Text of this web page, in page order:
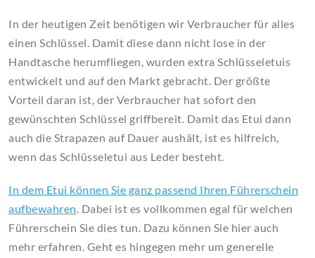
In der heutigen Zeit benötigen wir Verbraucher für alles
einen Schlüssel. Damit diese dann nicht lose in der
Handtasche herumfliegen, wurden extra Schlüsseletuis
entwickelt und auf den Markt gebracht. Der größte
Vorteil daran ist, der Verbraucher hat sofort den
gewünschten Schlüssel griffbereit. Damit das Etui dann
auch die Strapazen auf Dauer aushält, ist es hilfreich,
wenn das Schlüsseletui aus Leder besteht.
In dem Etui können Sie ganz passend Ihren Führerschein
aufbewahren. Dabei ist es vollkommen egal für welchen
Führerschein Sie dies tun. Dazu können Sie hier auch
mehr erfahren. Geht es hingegen mehr um generelle